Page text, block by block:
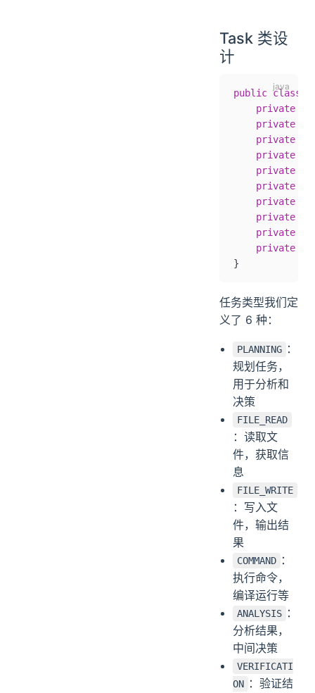
Task 类设
计
public class
    private
    private
    private
    private
    private
    private
    private
    private
    private
    private
}
任务类型我们定
义了 6 种：
PLANNING ：
规划任务，
用于分析和
决策
FILE_READ
：读取文
件，获取信
息
FILE_WRITE
：写入文
件，输出结
果
COMMAND ：
执行命令，
编译运行等
ANALYSIS ：
分析结果，
中间决策
VERIFICATI
ON ：验证结